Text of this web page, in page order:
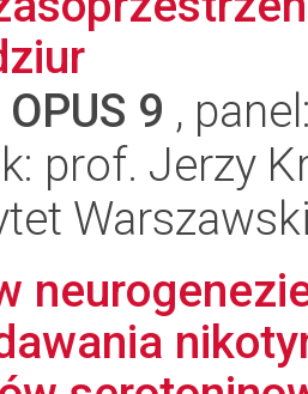
OPUS 9 ,
prof. Jerzy